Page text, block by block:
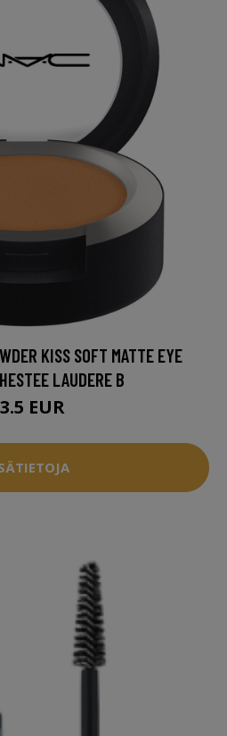
KISS SOFT MATTE EYE
LAUDERE B
EUR